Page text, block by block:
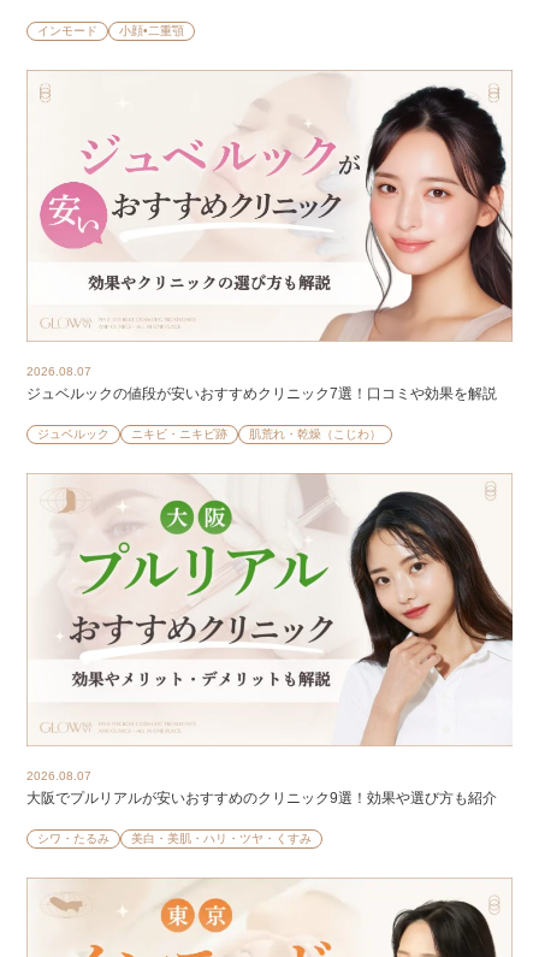
インモード 小顔•二重顎
2026.08.07
ジュベルックの値段が安いおすすめクリニック7選！口コミや効果を解説
ジュベルック ニキビ・ニキビ跡 肌荒れ・乾燥（こじわ）
2026.08.07
大阪でプルリアルが安いおすすめのクリニック9選！効果や選び方も紹介
シワ・たるみ 美白・美肌・ハリ・ツヤ・くすみ